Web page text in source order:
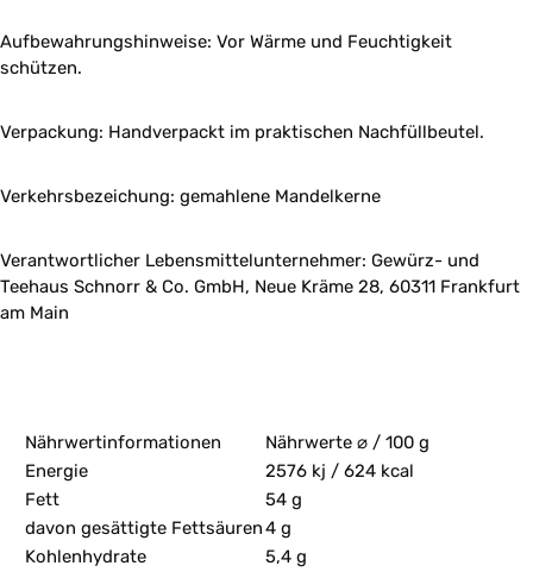
Aufbewahrungshinweise: Vor Wärme und Feuchtigkeit
schützen.
Verpackung: Handverpackt im praktischen Nachfüllbeutel.
Verkehrsbezeichung: gemahlene Mandelkerne
Verantwortlicher Lebensmittelunternehmer: Gewürz- und
Teehaus Schnorr & Co. GmbH, Neue Kräme 28, 60311 Frankfurt
am Main
Nährwertinformationen
Nährwerte ⌀ / 100 g
Energie
2576 kj / 624 kcal
Fett
54 g
davon gesättigte Fettsäuren4 g
Kohlenhydrate
5,4 g